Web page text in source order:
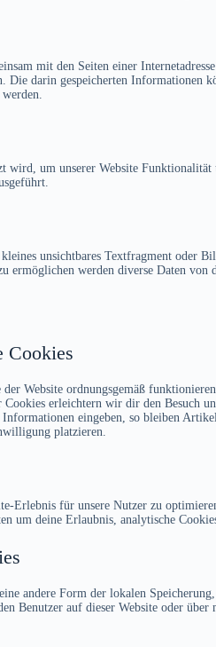
mit den Seiten einer
Die darin gespeicherten Informationen
wird, um unserer Website
unsichtbares Textfragment oder
ermöglichen werden diverse Daten von
Cookies
Website ordnungsgemäß
erleichtern wir dir den Besuch
eingeben, so bleiben
platzieren.
Erlebnis für unsere Nutzer zu
um deine Erlaubnis, analytische
andere Form der lokalen
Benutzer auf dieser Website oder